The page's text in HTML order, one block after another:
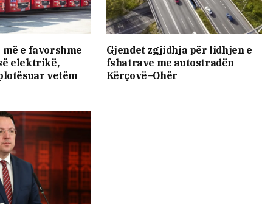
e favorshme
elektrikë,
vetëm
Gjendet zgjidhja për lidhjen e
fshatrave me autostradën
Kërçovë–Ohër